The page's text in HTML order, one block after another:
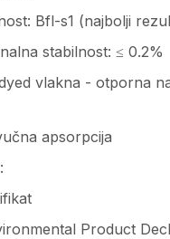
Bfl-s1 (najbolji
stabilnost: ≤ 0.2%
vlakna - otporna
apsorpcija
Product